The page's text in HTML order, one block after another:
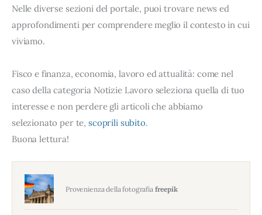
Nelle diverse sezioni del portale, puoi trovare news ed
approfondimenti per comprendere meglio il contesto in cui
viviamo.
Fisco e finanza, economia, lavoro ed attualità: come nel
caso della categoria Notizie Lavoro seleziona quella di tuo
interesse e non perdere gli articoli che abbiamo
selezionato per te, scoprili subito.
Buona lettura!
Provenienza della fotografia freepik